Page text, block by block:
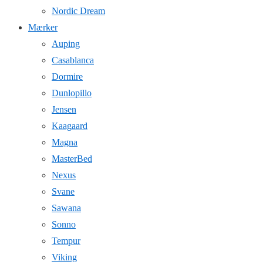
Nordic Dream
Mærker
Auping
Casablanca
Dormire
Dunlopillo
Jensen
Kaagaard
Magna
MasterBed
Nexus
Svane
Sawana
Sonno
Tempur
Viking